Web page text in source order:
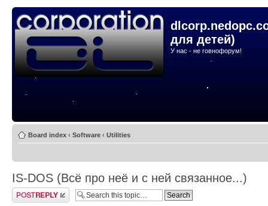
для детей)
У нас - не говнофорум!
Board index ‹ Software ‹ Utilities
IS-DOS (Всё про неё и с ней связанное...)
Post a reply